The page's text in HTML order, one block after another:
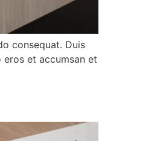
consequat. Duis
et accumsan et